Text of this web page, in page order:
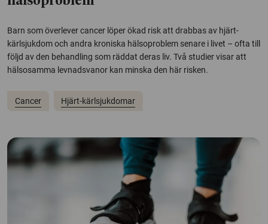
Barn som överlever cancer löper ökad risk att drabbas av hjärt-
kärlsjukdom och andra kroniska hälsoproblem senare i livet – ofta till
följd av den behandling som räddat deras liv. Två studier visar att
hälsosamma levnadsvanor kan minska den här risken.
Cancer Hjärt-kärlsjukdomar